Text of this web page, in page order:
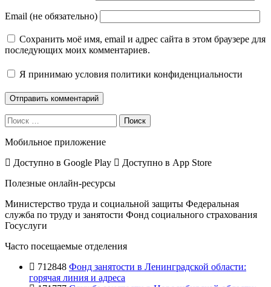
Email (не обязательно)
Сохранить моё имя, email и адрес сайта в этом браузере для
последующих моих комментариев.
Я принимаю условия политики конфиденциальности
Поиск
Мобильное приложение
Доступно в Google Play Доступно в App Store
Полезные онлайн-ресурсы
Министерство труда и социальной защиты Федеральная
служба по труду и занятости Фонд социального страхования
Госуслуги
Часто посещаемые отделения
712848 Фонд занятости в Ленинградской области:
горячая линия и адреса